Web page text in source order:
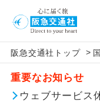
阪急交通社トップ >
重要なお知らせ
ウェブサービス
アイコン
添乗員同行